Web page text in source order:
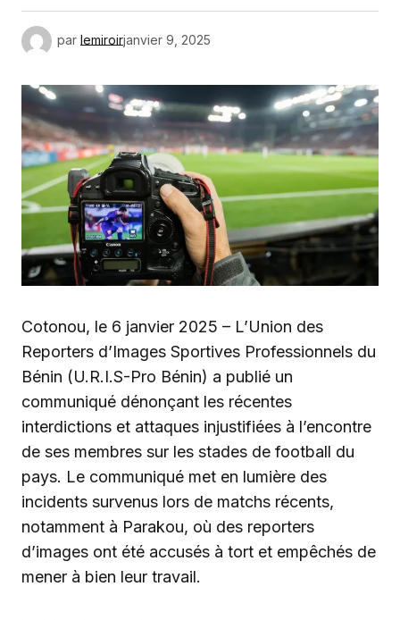
par lemiroirjanvier 9, 2025
Cotonou, le 6 janvier 2025 – L’Union des
Reporters d’Images Sportives Professionnels du
Bénin (U.R.I.S-Pro Bénin) a publié un
communiqué dénonçant les récentes
interdictions et attaques injustifiées à l’encontre
de ses membres sur les stades de football du
pays. Le communiqué met en lumière des
incidents survenus lors de matchs récents,
notamment à Parakou, où des reporters
d’images ont été accusés à tort et empêchés de
mener à bien leur travail.